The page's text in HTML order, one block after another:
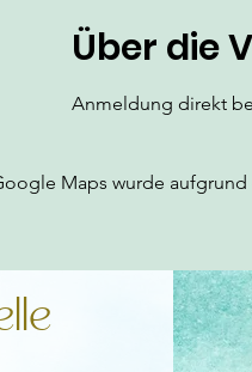
Über die
Anmeldung direkt
Maps wurde